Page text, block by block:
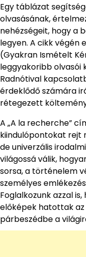
Egy táblázat
olvasásának,
nehézségeit, hogy a
legyen. A cikk végén
(Gyakran Ismételt
leggyakoribb olvasói
Radnótival
érdeklődő számára
rétegezett
A „A la recherche”
kiindulópontokat rejt
de univerzális
világossá válik,
sorsa, a történelem
személyes
Foglalkozunk azzal
előképek hatottak
párbeszédbe a